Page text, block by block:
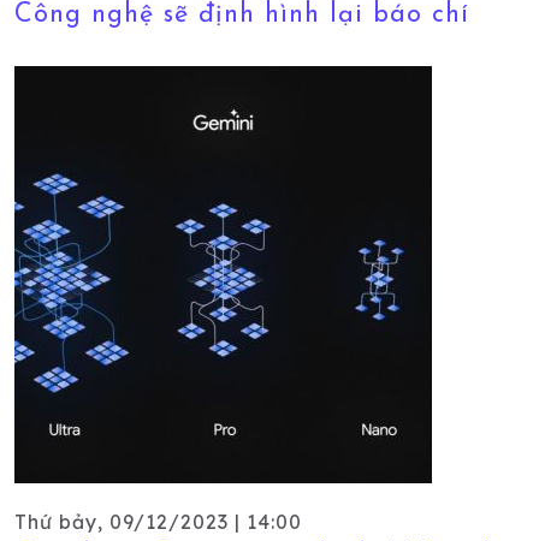
Công nghệ sẽ định hình lại báo chí
Thứ bảy, 09/12/2023 | 14:00